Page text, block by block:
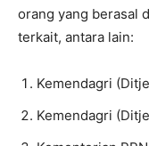
orang yang berasal
terkait, antara lain:
Kemendagri
Kemendagri